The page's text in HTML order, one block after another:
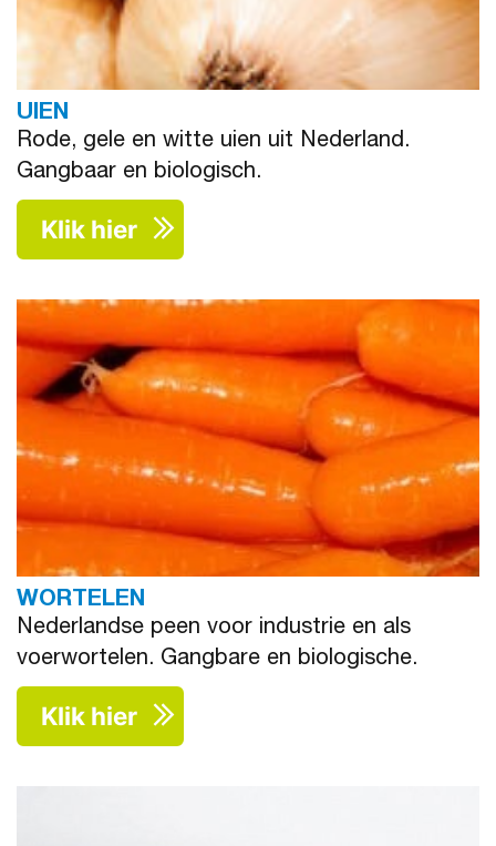
UIEN
Rode, gele en witte uien uit Nederland.
Gangbaar en biologisch.
Klik hier
WORTELEN
Nederlandse peen voor industrie en als
voerwortelen. Gangbare en biologische.
Klik hier